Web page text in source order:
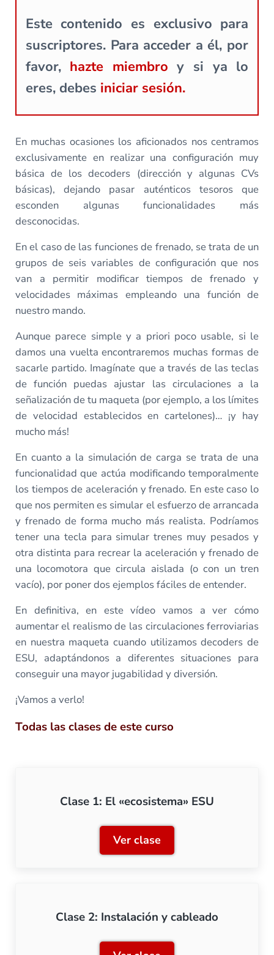
Este contenido es exclusivo para
suscriptores. Para acceder a él, por
favor, hazte miembro y si ya lo
eres, debes iniciar sesión.
En muchas ocasiones los aficionados nos centramos
exclusivamente en realizar una configuración muy
básica de los decoders (dirección y algunas CVs
básicas), dejando pasar auténticos tesoros que
esconden algunas funcionalidades más
desconocidas.
En el caso de las funciones de frenado, se trata de un
grupos de seis variables de configuración que nos
van a permitir modificar tiempos de frenado y
velocidades máximas empleando una función de
nuestro mando.
Aunque parece simple y a priori poco usable, si le
damos una vuelta encontraremos muchas formas de
sacarle partido. Imagínate que a través de las teclas
de función puedas ajustar las circulaciones a la
señalización de tu maqueta (por ejemplo, a los límites
de velocidad establecidos en cartelones)… ¡y hay
mucho más!
En cuanto a la simulación de carga se trata de una
funcionalidad que actúa modificando temporalmente
los tiempos de aceleración y frenado. En este caso lo
que nos permiten es simular el esfuerzo de arrancada
y frenado de forma mucho más realista. Podríamos
tener una tecla para simular trenes muy pesados y
otra distinta para recrear la aceleración y frenado de
una locomotora que circula aislada (o con un tren
vacío), por poner dos ejemplos fáciles de entender.
En definitiva, en este vídeo vamos a ver cómo
aumentar el realismo de las circulaciones ferroviarias
en nuestra maqueta cuando utilizamos decoders de
ESU, adaptándonos a diferentes situaciones para
conseguir una mayor jugabilidad y diversión.
¡Vamos a verlo!
Todas las clases de este curso
Clase 1: El «ecosistema» ESU
Ver claseClase 1: El «ecosistema»
Clase 2: Instalación y cableado